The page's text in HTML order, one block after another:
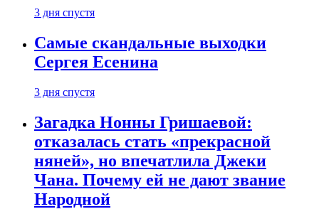
3 дня спустя
Самые скандальные выходки
Сергея Есенина
3 дня спустя
Загадка Нонны Гришаевой:
отказалась стать «прекрасной
няней», но впечатлила Джеки
Чана. Почему ей не дают звание
Народной